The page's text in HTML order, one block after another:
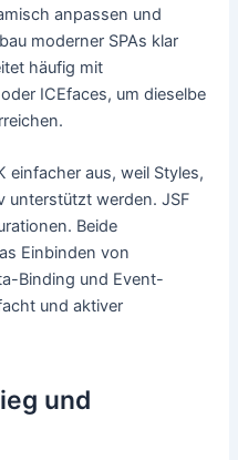
anpassen und
moderner SPAs klar
häufig mit
oder ICEfaces, um dieselbe
einfacher aus, weil Styles,
unterstützt werden. JSF
Beide
Einbinden von
Binding und Event-
und aktiver
und